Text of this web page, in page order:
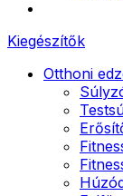
Kiegészítők
Otthoni